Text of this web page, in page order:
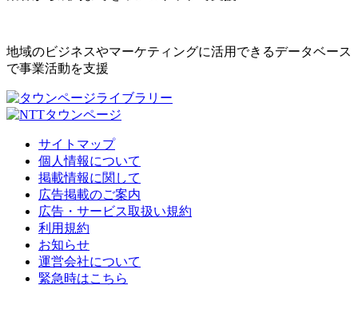
地域のビジネスやマーケティングに活用できるデータベース
で事業活動を支援
サイトマップ
個人情報について
掲載情報に関して
広告掲載のご案内
広告・サービス取扱い規約
利用規約
お知らせ
運営会社について
緊急時はこちら